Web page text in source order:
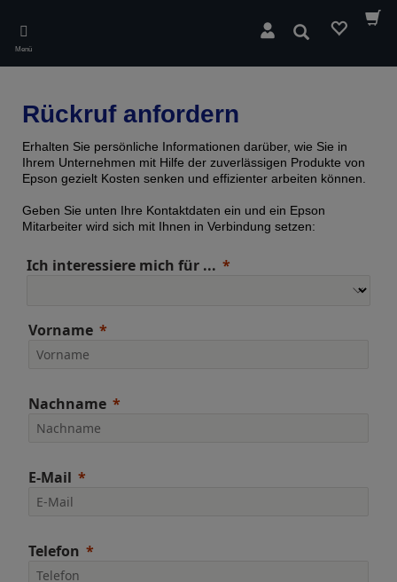
main
content
Menü
Suchen
Rückruf anfordern
Erhalten Sie persönliche Informationen darüber, wie Sie in
Ihrem Unternehmen mit Hilfe der zuverlässigen Produkte von
Epson gezielt Kosten senken und effizienter arbeiten können.
Geben Sie unten Ihre Kontaktdaten ein und ein Epson
Mitarbeiter wird sich mit Ihnen in Verbindung setzen:
Ich interessiere mich für ...
Vorname
Nachname
E-Mail
Telefon